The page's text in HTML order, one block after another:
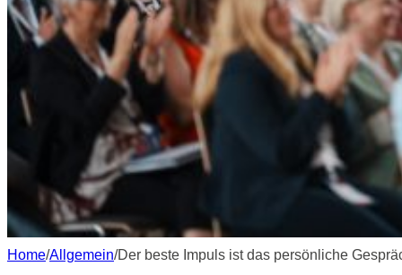
Home Allgemein Der beste Impuls ist das persönliche